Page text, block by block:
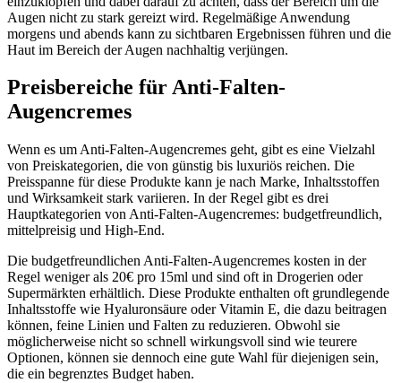
Augen nicht zu stark gereizt wird. Regelmäßige Anwendung
morgens und abends kann zu sichtbaren Ergebnissen führen und die
Haut im Bereich der Augen nachhaltig verjüngen.
Preisbereiche für Anti-Falten-
Augencremes
Wenn es um Anti-Falten-Augencremes geht, gibt es eine Vielzahl
von Preiskategorien, die von günstig bis luxuriös reichen. Die
Preisspanne für diese Produkte kann je nach Marke, Inhaltsstoffen
und Wirksamkeit stark variieren. In der Regel gibt es drei
Hauptkategorien von Anti-Falten-Augencremes: budgetfreundlich,
mittelpreisig und High-End.
Die budgetfreundlichen Anti-Falten-Augencremes kosten in der
Regel weniger als 20€ pro 15ml und sind oft in Drogerien oder
Supermärkten erhältlich. Diese Produkte enthalten oft grundlegende
Inhaltsstoffe wie Hyaluronsäure oder Vitamin E, die dazu beitragen
können, feine Linien und Falten zu reduzieren. Obwohl sie
möglicherweise nicht so schnell wirkungsvoll sind wie teurere
Optionen, können sie dennoch eine gute Wahl für diejenigen sein,
die ein begrenztes Budget haben.